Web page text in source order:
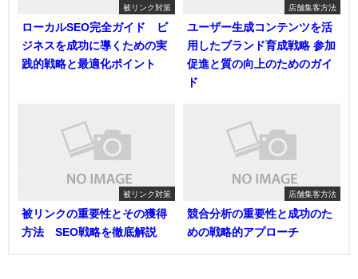
被リンク対策
ローカルSEO完全ガイド ビ
ジネスを成功に導くための実
践的戦略と最適化ポイント
店舗集客方法
ユーザー生成コンテンツを活
用したブランド育成戦略 参加
促進と質の向上のためのガイ
ド
被リンク対策
被リンクの重要性とその獲得
方法 SEO戦略を徹底解説
店舗集客方法
競合分析の重要性と成功のた
めの戦略的アプローチ